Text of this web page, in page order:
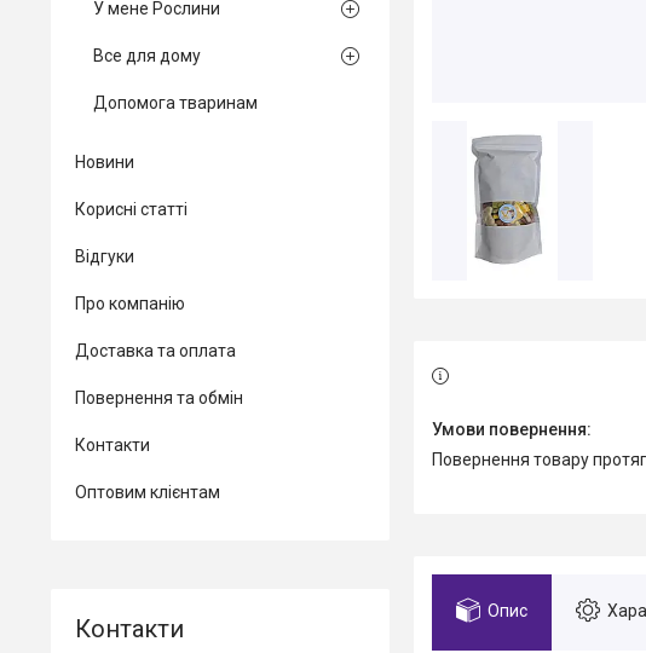
повернення товару
Опис
У мене Рослини
Все для дому
Допомога тваринам
Новини
Корисні статті
Відгуки
Про компанію
Доставка та оплата
Повернення та обмін
Контакти
Оптовим клієнтам